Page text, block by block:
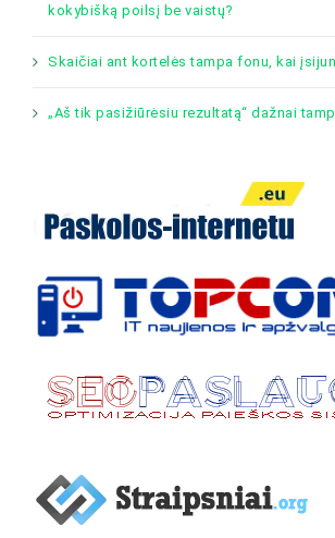
kokybišką poilsį be vaistų?
Skaičiai ant kortelės tampa fonu, kai
„Aš tik pasižiūrėsiu rezultatą“ dažnai